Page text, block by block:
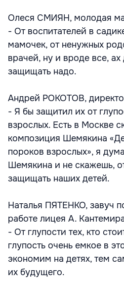
Олеся СМИЯН, молодая
- От воспитателей в
мамочек, от ненужных
врачей, ну и вроде все,
защищать надо.
Андрей РОКОТОВ,
- Я бы защитил их от
взрослых. Есть в Москве
композиция Шемякина
пороков взрослых», я
Шемякина и не скажешь,
защищать наших детей.
Наталья ПЯТЕНКО, завуч
работе лицея А.
- От глупости тех, кто
глупость очень емкое в
экономим на детях, тем
их будущего.